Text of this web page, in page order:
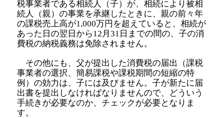
税事業者である相続人（子）が、相続により被相
続人（親）の事業を承継したときに、親の前々年
の課税売上高が1,000万円を超えていると、相続が
あった日の翌日から12月31日までの間の、子の消
費税の納税義務は免除されません。
その他にも、父が提出した消費税の届出（課税
事業者の選択、簡易課税や課税期間の短縮の特
例）の効力は、子には及びません。子が新たに届
出書を提出しなければなりませんので、どういう
手続きが必要なのか、チェックが必要となりま
す。